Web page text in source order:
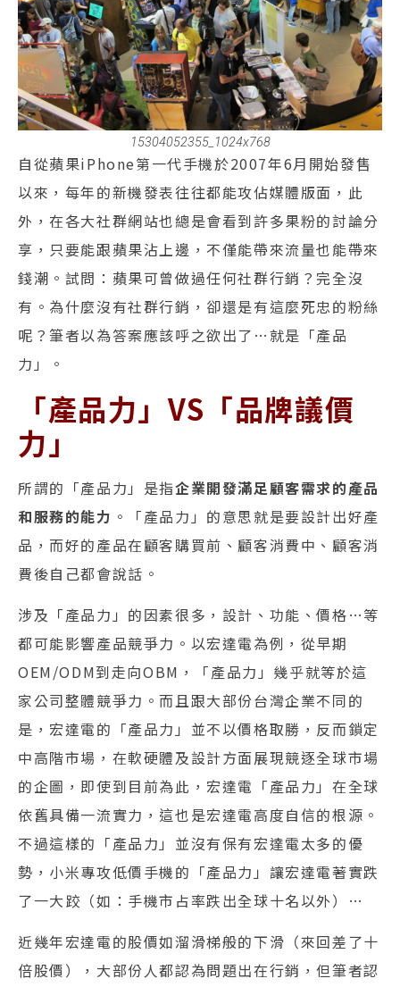
15304052355_1024x768
自從蘋果iPhone第一代手機於2007年6月開始發售
以來，每年的新機發表往往都能攻佔媒體版面，此
外，在各大社群網站也總是會看到許多果粉的討論分
享，只要能跟蘋果沾上邊，不僅能帶來流量也能帶來
錢潮。試問：蘋果可曾做過任何社群行銷？完全沒
有。為什麼沒有社群行銷，卻還是有這麼死忠的粉絲
呢？筆者以為答案應該呼之欲出了…就是「產品
力」。
「產品力」VS「品牌議價
力」
所謂的「產品力」是指企業開發滿足顧客需求的產品
和服務的能力 。「產品力」的意思就是要設計出好產
品，而好的產品在顧客購買前、顧客消費中、顧客消
費後自己都會說話。
涉及「產品力」的因素很多，設計、功能、價格…等
都可能影響產品競爭力。以宏達電為例，從早期
OEM/ODM到走向OBM，「產品力」幾乎就等於這
家公司整體競爭力。而且跟大部份台灣企業不同的
是，宏達電的「產品力」並不以價格取勝，反而鎖定
中高階市場，在軟硬體及設計方面展現競逐全球市場
的企圖，即使到目前為此，宏達電「產品力」在全球
依舊具備一流實力，這也是宏達電高度自信的根源。
不過這樣的「產品力」並沒有保有宏達電太多的優
勢，小米專攻低價手機的「產品力」讓宏達電著實跌
了一大跤（如：手機市占率跌出全球十名以外）…
近幾年宏達電的股價如溜滑梯般的下滑（來回差了十
倍股價），大部份人都認為問題出在行銷，但筆者認